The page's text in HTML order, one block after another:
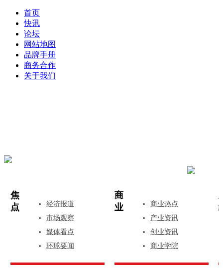
首页
快讯
论坛
网站地图
品牌手册
商务合作
关于我们
焦
点
经济报道
市场观察
媒体看点
环球要闻
商
业
商业热点
产业资讯
创业资讯
商业学院